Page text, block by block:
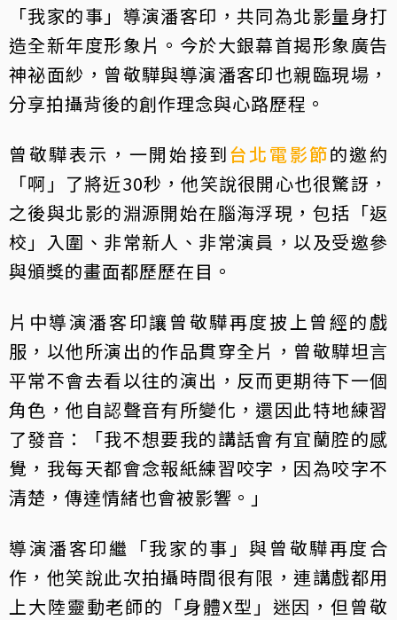
「我家的事」導演潘客印，共同為北影量身打
造全新年度形象片。今於大銀幕首揭形象廣告
神祕面紗，曾敬驊與導演潘客印也親臨現場，
分享拍攝背後的創作理念與心路歷程。
曾敬驊表示，一開始接到台北電影節的邀約
「啊」了將近30秒，他笑說很開心也很驚訝，
之後與北影的淵源開始在腦海浮現，包括「返
校」入圍、非常新人、非常演員，以及受邀參
與頒獎的畫面都歷歷在目。
片中導演潘客印讓曾敬驊再度披上曾經的戲
服，以他所演出的作品貫穿全片，曾敬驊坦言
平常不會去看以往的演出，反而更期待下一個
角色，他自認聲音有所變化，還因此特地練習
了發音：「我不想要我的講話會有宜蘭腔的感
覺，我每天都會念報紙練習咬字，因為咬字不
清楚，傳達情緒也會被影響。」
導演潘客印繼「我家的事」與曾敬驊再度合
作，他笑說此次拍攝時間很有限，連講戲都用
上大陸靈動老師的「身體X型」迷因，但曾敬